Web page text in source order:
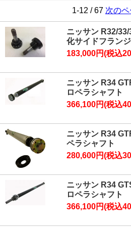
1-12 / 67 次の
ニッサン R32/
化サイドフランジ
183,000円(税込
ニッサン R34
ロペラシャフト
366,100円(税込
ニッサン R34
ペラシャフト
280,600円(税込
ニッサン R34
ロペラシャフト
366,100円(税込